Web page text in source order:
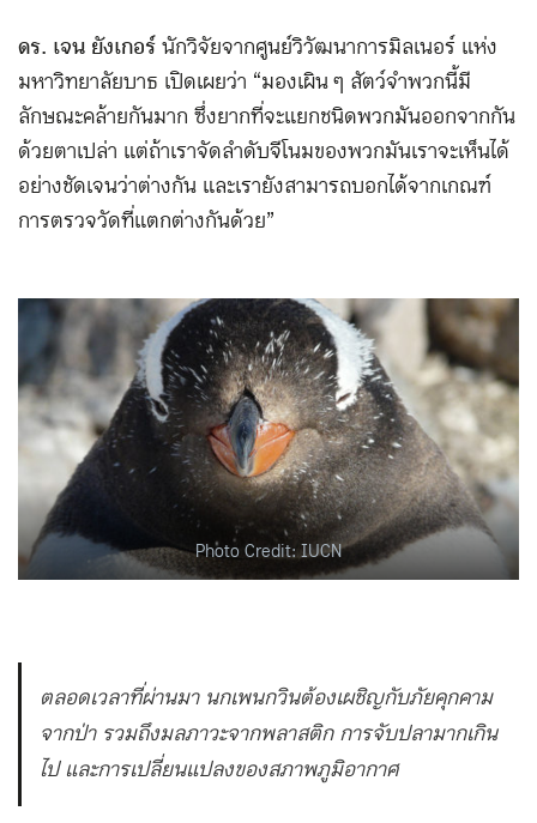
ดร. เจน ยังเกอร์นักวิจัยจากศูนย์วิวัฒนาการมิลเนอร์ แห่ง
มหาวิทยาลัยบาธ เปิดเผยว่า “มองเผิน ๆ สัตว์จำพวกนี้มี
ลักษณะคล้ายกันมาก ซึ่งยากที่จะแยกชนิดพวกมันออกจากกัน
ด้วยตาเปล่า แต่ถ้าเราจัดลำดับจีโนมของพวกมันเราจะเห็นได้
อย่างชัดเจนว่าต่างกัน และเรายังสามารถบอกได้จากเกณฑ์
การตรวจวัดที่แตกต่างกันด้วย”
Photo Credit: IUCN
ตลอดเวลาที่ผ่านมา นกเพนกวินต้องเผชิญกับภัยคุกคาม
จากป่า รวมถึงมลภาวะจากพลาสติก การจับปลามากเกิน
ไป และการเปลี่ยนแปลงของสภาพภูมิอากาศ